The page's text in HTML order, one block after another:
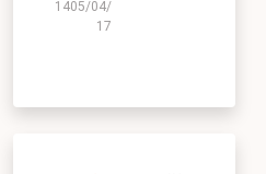
1405/04/
17